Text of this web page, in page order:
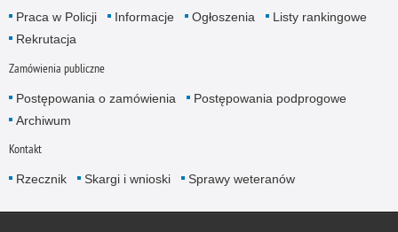
Praca w Policji Informacje Ogłoszenia
Listy rankingowe
Rekrutacja
Zamówienia publiczne
Postępowania o zamówienia
Postępowania podprogowe
Archiwum
Kontakt
Rzecznik Skargi i wnioski Sprawy weteranów